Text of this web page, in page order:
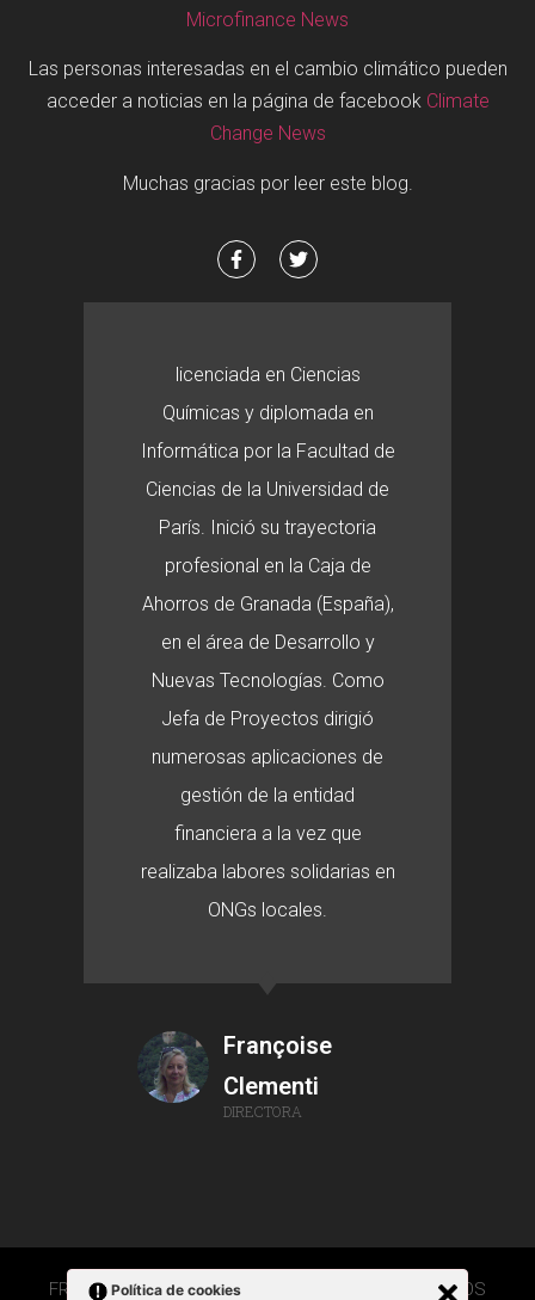
Política de cookies
Microfinance News
Las personas interesadas en el cambio climático pueden
acceder a noticias en la página de facebook Climate
Change News
Muchas gracias por leer este blog.
licenciada en Ciencias
Químicas y diplomada en
Informática por la Facultad de
Ciencias de la Universidad de
París. Inició su trayectoria
profesional en la Caja de
Ahorros de Granada (España),
en el área de Desarrollo y
Nuevas Tecnologías. Como
Jefa de Proyectos dirigió
numerosas aplicaciones de
gestión de la entidad
financiera a la vez que
realizaba labores solidarias en
ONGs locales.
Françoise
Clementi
DIRECTORA
FRANÇOISE CLEMENTI 2020 © TODOS LOS DERECHOS